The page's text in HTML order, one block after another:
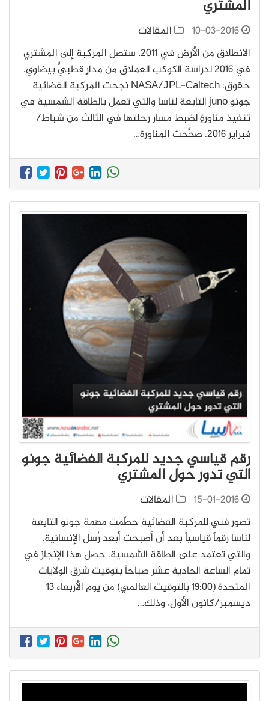
المشتري
10-03-2016
المقالات
الانطلاق من الأرض في 2011، ستصل المركبة إلى المشتري
في 2016 لدراسة الكوكب العملاق من مدارٍ قطبيٍّ بيضاوي.
حقوق: NASA/JPL-Caltech نجحت المركبة الفضائية
جونو juno التابعة لناسا والتي تعمل بالطاقة الشمسية في
تنفيذ مناورةٍ لضبط مسار رحلتها في الثالث من شباط/
فبراير 2016. صحَّحت المناورة…
رقم قياسي جديد للمركبة الفضائية جونو
التي تدور حول المشتري
15-01-2016
المقالات
تصور فني للمركبة الفضائية حطّمت مهمة جونو التابعة
لناسا رقماً قياسياً بعد أن أصبحت أبعد رُسل الإنسانية،
والتي تعتمد على الطاقة الشمسية. حصل هذا الإنجاز في
تمام الساعة الحادية عشر صباحاً بتوقيت شرق الولايات
المتحدة (19:00 بالتوقيت العالمي) من يوم الأربعاء 13
ديسمبر/كانون الأول، وذلك…